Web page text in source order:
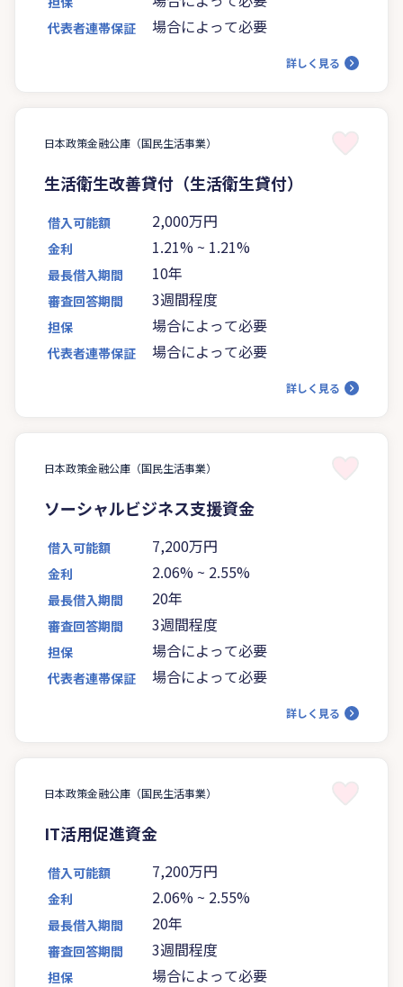
代表者連帯保証 場合によって必要
詳しく見る
日本政策金融公庫（国民生活事業）
生活衛生改善貸付（生活衛生貸付）
借入可能額 2,000万円
金利 1.21% ~ 1.21%
最長借入期間 10年
審査回答期間 3週間程度
担保 場合によって必要
代表者連帯保証 場合によって必要
詳しく見る
日本政策金融公庫（国民生活事業）
ソーシャルビジネス支援資金
借入可能額 7,200万円
金利 2.06% ~ 2.55%
最長借入期間 20年
審査回答期間 3週間程度
担保 場合によって必要
代表者連帯保証 場合によって必要
詳しく見る
日本政策金融公庫（国民生活事業）
IT活用促進資金
借入可能額 7,200万円
金利 2.06% ~ 2.55%
最長借入期間 20年
審査回答期間 3週間程度
担保 場合によって必要